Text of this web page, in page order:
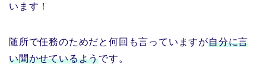
います！
随所で任務のためだと何回も言っていますが自分に言
い聞かせているようです。